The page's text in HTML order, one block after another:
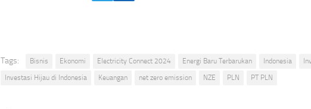
Tags: Bisnis Ekonomi Electricity Connect 2024 Energi Baru Terbarukan Indonesia
Investasi Hijau di Indonesia
Keuangan net zero emission NZE PLN PT PLN